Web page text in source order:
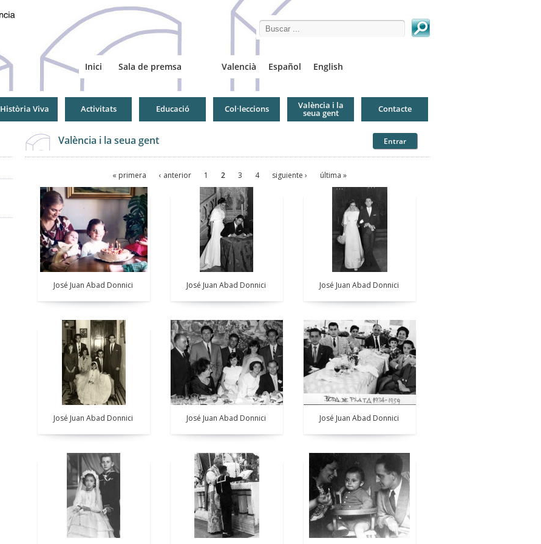
Search this site
Valencià Español English
Inici Sala de premsa
Història Viva Activitats Educació Col·leccions València i la
seua gent Contacte
València i la seua gent Entrar
« primera ‹ anterior 1 2 3 4 siguiente › última »
José Juan Abad Donnici José Juan Abad Donnici José Juan Abad Donnici
José Juan Abad Donnici José Juan Abad Donnici José Juan Abad Donnici
Pàgines